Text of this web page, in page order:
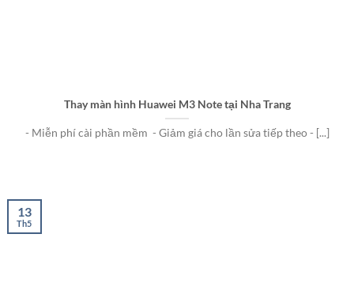
Thay màn hình Huawei M3 Note tại Nha Trang
- Miễn phí cài phần mềm - Giảm giá cho lần sửa tiếp theo - [...]
13
Th5